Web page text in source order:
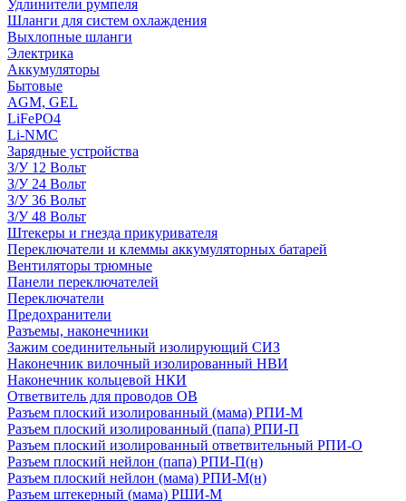
Удлинители румпеля
Шланги для систем охлаждения
Выхлопные шланги
Электрика
Аккумуляторы
Бытовые
AGM, GEL
LiFePO4
Li-NMC
Зарядные устройства
З/У 12 Вольт
З/У 24 Вольт
З/У 36 Вольт
З/У 48 Вольт
Штекеры и гнезда прикуривателя
Переключатели и клеммы аккумуляторных батарей
Вентиляторы трюмные
Панели переключателей
Переключатели
Предохранители
Разъемы, наконечники
Зажим соединительный изолирующий СИЗ
Наконечник вилочный изолированный НВИ
Наконечник кольцевой НКИ
Ответвитель для проводов ОВ
Разъем плоский изолированный (мама) РПИ-М
Разъем плоский изолированный (папа) РПИ-П
Разъем плоский изолированный ответвительный РПИ-О
Разъем плоский нейлон (папа) РПИ-П(н)
Разъем плоский нейлон (мама) РПИ-М(н)
Разъем штекерный (мама) РШИ-М